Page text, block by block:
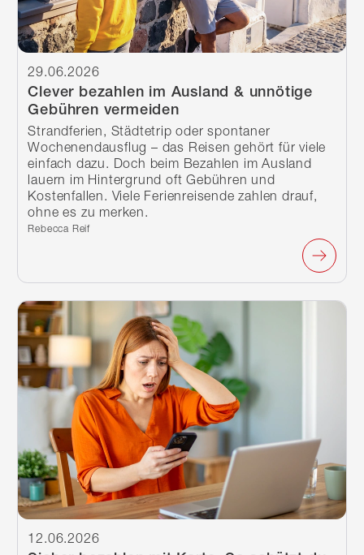
Clever bezahlen im Ausland & unnötige
Gebühren vermeiden
29.06.2026
Strandferien, Städtetrip oder spontaner
Wochenendausflug – das Reisen gehört für viele
einfach dazu. Doch beim Bezahlen im Ausland
lauern im Hintergrund oft Gebühren und
Kostenfallen. Viele Ferienreisende zahlen drauf,
ohne es zu merken.
Verfasst von:
Rebecca Reif
12.06.2026
Weiterlesen